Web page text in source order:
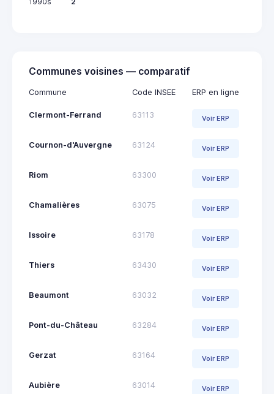
Communes voisines — comparatif
Commune Code INSEE ERP en ligne
Clermont-Ferrand 63113 Voir ERP
Cournon-d'Auvergne 63124 Voir ERP
Riom 63300 Voir ERP
Chamalières 63075 Voir ERP
Issoire 63178 Voir ERP
Thiers 63430 Voir ERP
Beaumont 63032 Voir ERP
Pont-du-Château 63284 Voir ERP
Gerzat 63164 Voir ERP
Aubière 63014 Voir ERP